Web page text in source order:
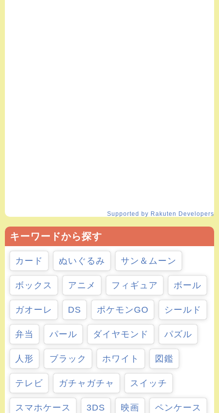
Supported by Rakuten Developers
キーワードから探す
カード ぬいぐるみ サン＆ムーン
ボックス アニメ フィギュア ボール
ガオーレ DS ポケモンGO シールド
弁当 パール ダイヤモンド パズル
人形 ブラック ホワイト 図鑑
テレビ ガチャガチャ スイッチ
スマホケース 3DS 映画 ペンケース